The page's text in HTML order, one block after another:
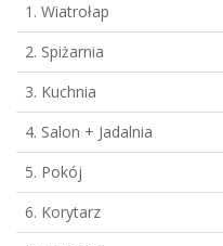
1. Wiatrołap
2. Spiżarnia
3. Kuchnia
4. Salon + Jadalnia
5. Pokój
6. Korytarz